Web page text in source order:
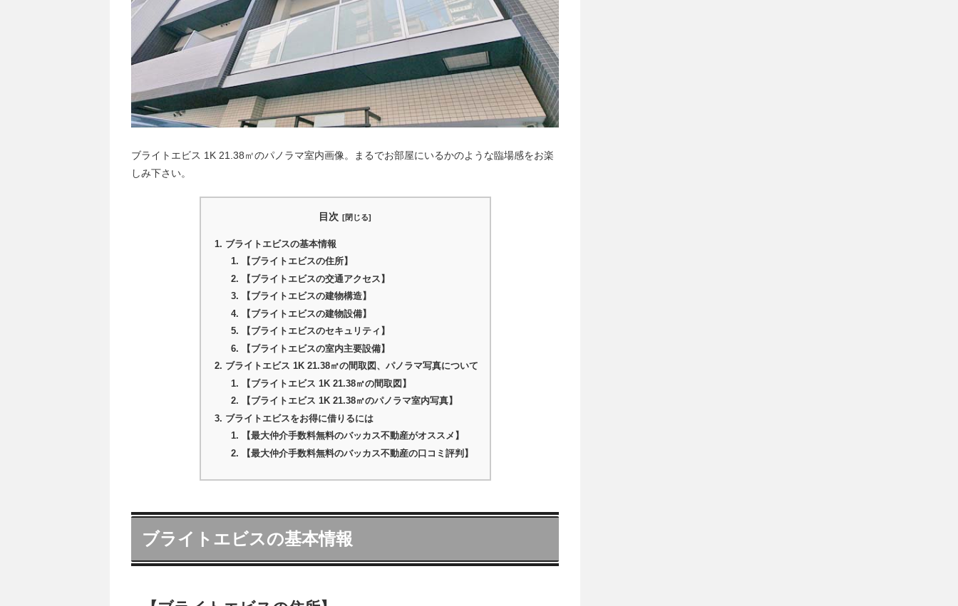
ブライトエビス 1K 21.38㎡のパノラマ室内画像。まるでお部屋にいるかのような臨場感をお楽
しみ下さい。
目次
ブライトエビスの基本情報
【ブライトエビスの住所】
【ブライトエビスの交通アクセス】
【ブライトエビスの建物構造】
【ブライトエビスの建物設備】
【ブライトエビスのセキュリティ】
【ブライトエビスの室内主要設備】
ブライトエビス 1K 21.38㎡の間取図、パノラマ写真について
【ブライトエビス 1K 21.38㎡の間取図】
【ブライトエビス 1K 21.38㎡のパノラマ室内写真】
ブライトエビスをお得に借りるには
【最大仲介手数料無料のバッカス不動産がオススメ】
【最大仲介手数料無料のバッカス不動産の口コミ評判】
ブライトエビスの基本情報